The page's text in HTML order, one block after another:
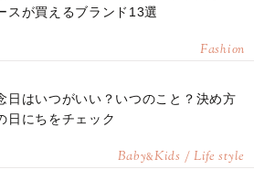
スが買えるブランド13選
Fashion
日はいつがいい？いつのこと？決め方
日にちをチェック
Baby&Kids / Life style